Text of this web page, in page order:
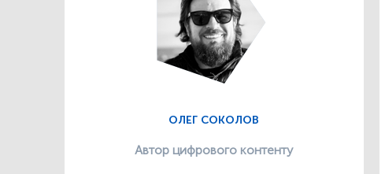
ОЛЕГ СОКОЛОВ
Автор цифрового контенту